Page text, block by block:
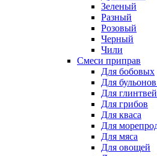
Зеленый
Разный
Розовый
Черный
Чили
Смеси приправ
Для бобовых
Для
Для
Для грибов
Для кваса
Для
Для мяса
Для овощей